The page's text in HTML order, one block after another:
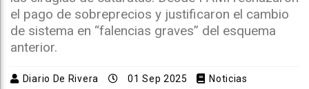
el pago de sobreprecios y justificaron el cambio
de sistema en “falencias graves” del esquema
anterior.
Diario De Rivera 01 Sep 2025
Noticias